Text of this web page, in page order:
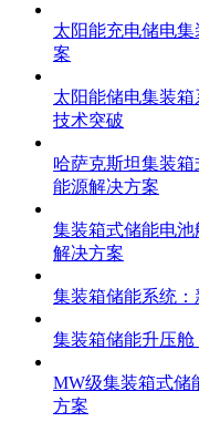
太阳能充电储电
案
太阳能储电集装
技术突破
哈萨克斯坦集装
能源解决方案
集装箱式储能电
解决方案
集装箱储能系统
集装箱储能升压
MW级集装箱式储
方案